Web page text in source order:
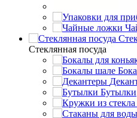
Стеклянная посуда
Бутылки